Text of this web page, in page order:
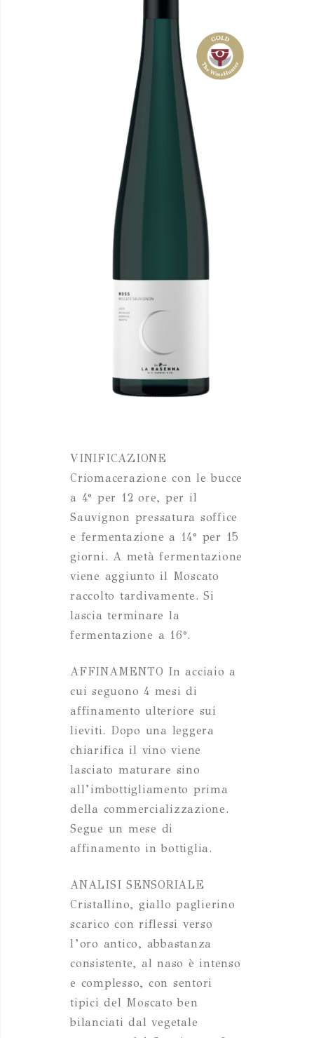
VINIFICAZIONE
Criomacerazione con le bucce
a 4° per 12 ore, per il
Sauvignon pressatura soffice
e fermentazione a 14° per 15
giorni. A metà fermentazione
viene aggiunto il Moscato
raccolto tardivamente. Si
lascia terminare la
fermentazione a 16°.
AFFINAMENTO In acciaio a
cui seguono 4 mesi di
affinamento ulteriore sui
lieviti. Dopo una leggera
chiarifica il vino viene
lasciato maturare sino
all’imbottigliamento prima
della commercializzazione.
Segue un mese di
affinamento in bottiglia.
ANALISI SENSORIALE
Cristallino, giallo paglierino
scarico con riflessi verso
l’oro antico, abbastanza
consistente, al naso è intenso
e complesso, con sentori
tipici del Moscato ben
bilanciati dal vegetale